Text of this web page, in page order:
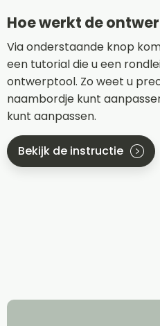
Hoe werkt de
Via onderstaande knop
een tutorial die u een
ontwerptool. Zo weet u
naambordje kunt
kunt aanpassen.
Bekijk de instructie